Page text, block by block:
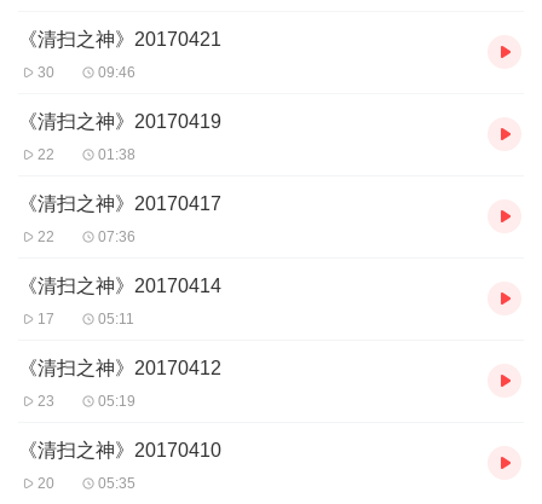
《清扫之神》20170421
30 09:46
《清扫之神》20170419
22 01:38
《清扫之神》20170417
22 07:36
《清扫之神》20170414
17 05:11
《清扫之神》20170412
23 05:19
《清扫之神》20170410
20 05:35